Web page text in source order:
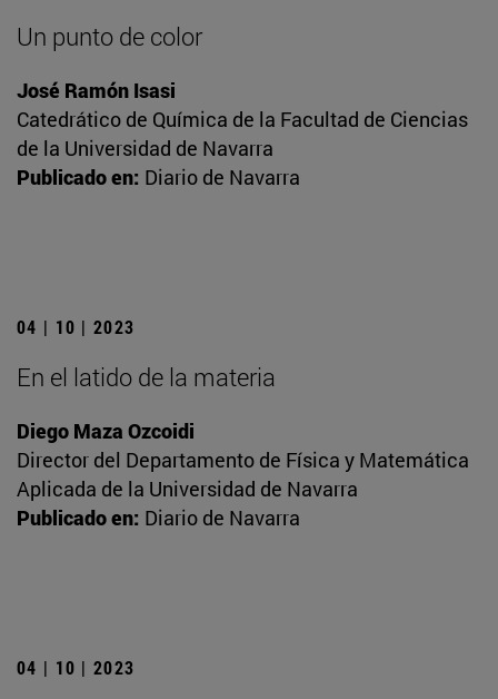
Un punto de color
José Ramón Isasi
Catedrático de Química de la Facultad de Ciencias
de la Universidad de Navarra
Publicado en: Diario de Navarra
04 | 10 | 2023
En el latido de la materia
Diego Maza Ozcoidi
Director del Departamento de Física y Matemática
Aplicada de la Universidad de Navarra
Publicado en: Diario de Navarra
04 | 10 | 2023